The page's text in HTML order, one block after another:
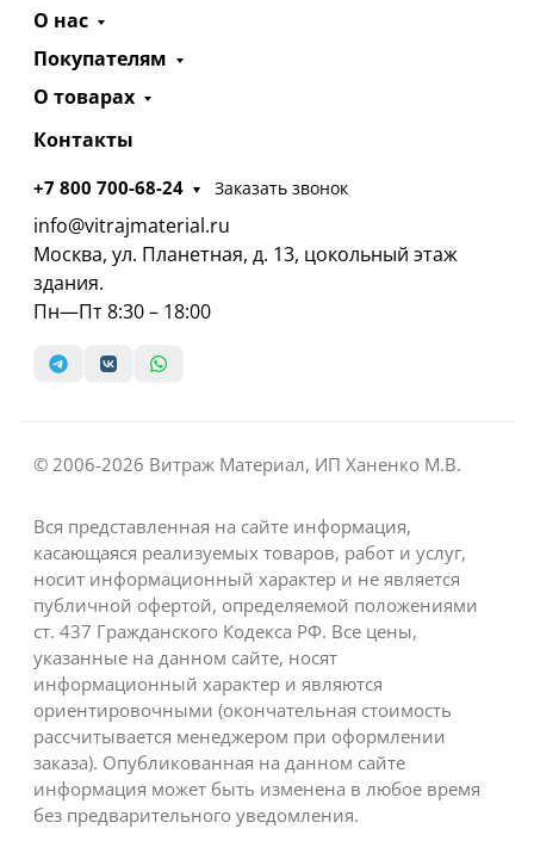
О нас
Покупателям
О товарах
Контакты
+7 800 700-68-24 Заказать звонок
info@vitrajmaterial.ru
Москва, ул. Планетная, д. 13, цокольный этаж
здания.
Пн—Пт 8:30 – 18:00
© 2006-2026 Витраж Материал, ИП Ханенко М.В.
Вся представленная на сайте информация,
касающаяся реализуемых товаров, работ и услуг,
носит информационный характер и не является
публичной офертой, определяемой положениями
ст. 437 Гражданского Кодекса РФ. Все цены,
указанные на данном сайте, носят
информационный характер и являются
ориентировочными (окончательная стоимость
рассчитывается менеджером при оформлении
заказа). Опубликованная на данном сайте
информация может быть изменена в любое время
без предварительного уведомления.